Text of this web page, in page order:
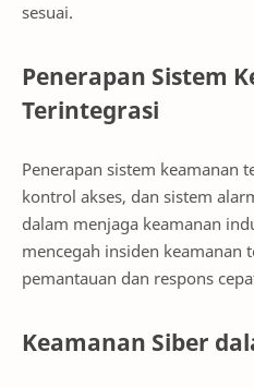
sesuai.
Penerapan Sistem
Terintegrasi
Penerapan sistem keamanan
kontrol akses, dan sistem
dalam menjaga keamanan
mencegah insiden keamanan
pemantauan dan respons
Keamanan Siber